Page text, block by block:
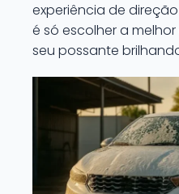
experiência de
é só escolher a
seu possante